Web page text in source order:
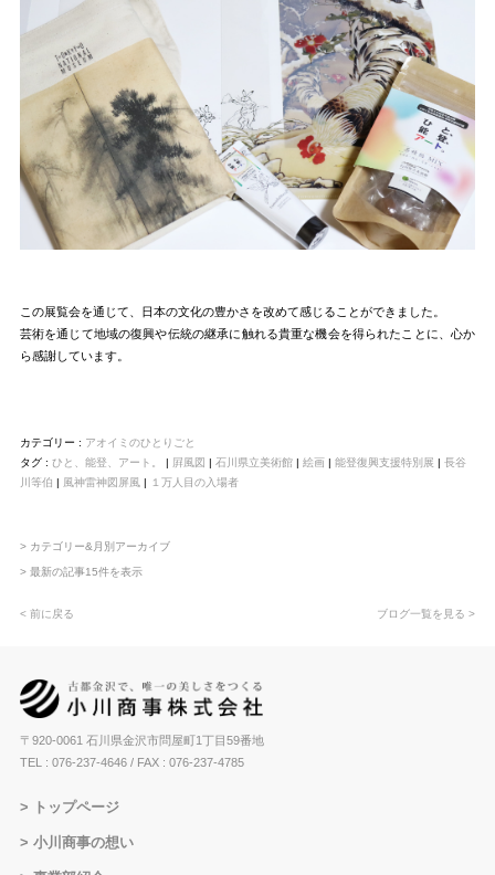
この展覧会を通じて、日本の文化の豊かさを改めて感じることができました。
芸術を通じて地域の復興や伝統の継承に触れる貴重な機会を得られたことに、心か
ら感謝しています。
カテゴリー : アオイミのひとりごと
タグ : ひと、能登、アート。 | 屛風図 | 石川県立美術館| 絵画| 能登復興支援特別展 | 長谷
川等伯 | 風神雷神図屏風 | １万人目の入場者
> カテゴリー&月別アーカイブ
> 最新の記事15件を表示
< 前に戻る ブログ一覧を見る >
〒920-0061 石川県金沢市問屋町1丁目59番地
TEL : 076-237-4646/ FAX : 076-237-4785
トップページ
小川商事の想い